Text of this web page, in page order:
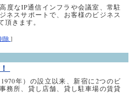
度なIP通信インフラや会議室、常駐
ネスサポートで、お客様のビジネス
きます。
除 ]
年）の設立以来、新宿に2つのビ
務所、貸し店舗、貸し駐車場の賃貸